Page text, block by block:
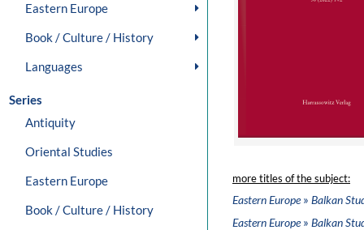
Eastern Europe
Book / Culture / History
Languages
Series
Antiquity
Oriental Studies
Eastern Europe
Book / Culture / History
more titles of the subject:
Eastern Europe» Balkan
Eastern Europe» Balkan